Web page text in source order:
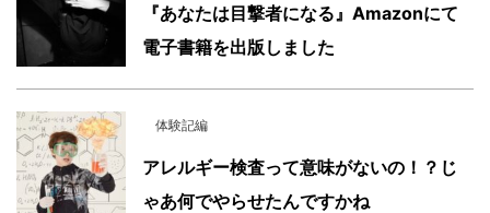
『あなたは目撃者になる』Amazonにて
電子書籍を出版しました
体験記編
アレルギー検査って意味がないの！？じ
ゃあ何でやらせたんですかね